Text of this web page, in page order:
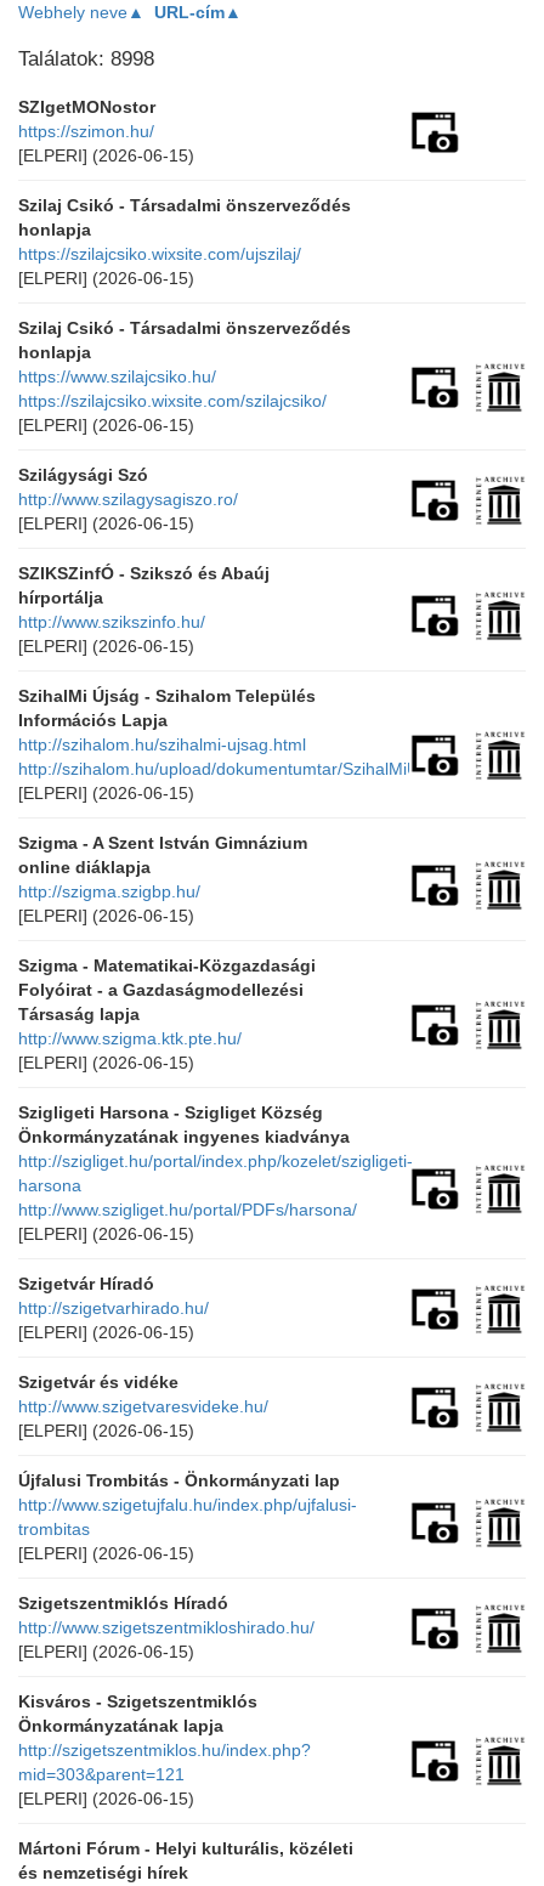
Webhely neve▲ URL-cím▲
Találatok: 8998
SZIgetMONostor
https://szimon.hu/
[ELPERI] (2026-06-15)
Szilaj Csikó - Társadalmi önszerveződés
honlapja
https://szilajcsiko.wixsite.com/ujszilaj/
[ELPERI] (2026-06-15)
Szilaj Csikó - Társadalmi önszerveződés
honlapja
https://www.szilajcsiko.hu/
https://szilajcsiko.wixsite.com/szilajcsiko/
[ELPERI] (2026-06-15)
Szilágysági Szó
http://www.szilagysagiszo.ro/
[ELPERI] (2026-06-15)
SZIKSZinfÓ - Szikszó és Abaúj
hírportálja
http://www.szikszinfo.hu/
[ELPERI] (2026-06-15)
SzihalMi Újság - Szihalom Település
Információs Lapja
http://szihalom.hu/szihalmi-ujsag.html
http://szihalom.hu/upload/dokumentumtar/SzihalMiUjsag/
[ELPERI] (2026-06-15)
Szigma - A Szent István Gimnázium
online diáklapja
http://szigma.szigbp.hu/
[ELPERI] (2026-06-15)
Szigma - Matematikai-Közgazdasági
Folyóirat - a Gazdaságmodellezési
Társaság lapja
http://www.szigma.ktk.pte.hu/
[ELPERI] (2026-06-15)
Szigligeti Harsona - Szigliget Község
Önkormányzatának ingyenes kiadványa
http://szigliget.hu/portal/index.php/kozelet/szigligeti-
harsona
http://www.szigliget.hu/portal/PDFs/harsona/
[ELPERI] (2026-06-15)
Szigetvár Híradó
http://szigetvarhirado.hu/
[ELPERI] (2026-06-15)
Szigetvár és vidéke
http://www.szigetvaresvideke.hu/
[ELPERI] (2026-06-15)
Újfalusi Trombitás - Önkormányzati lap
http://www.szigetujfalu.hu/index.php/ujfalusi-
trombitas
[ELPERI] (2026-06-15)
Szigetszentmiklós Híradó
http://www.szigetszentmikloshirado.hu/
[ELPERI] (2026-06-15)
Kisváros - Szigetszentmiklós
Önkormányzatának lapja
http://szigetszentmiklos.hu/index.php?
mid=303&parent=121
[ELPERI] (2026-06-15)
Mártoni Fórum - Helyi kulturális, közéleti
és nemzetiségi hírek